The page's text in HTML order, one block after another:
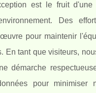
est le fruit d'une
Des
pour maintenir
En tant que visiteurs,
démarche
pour minimiser